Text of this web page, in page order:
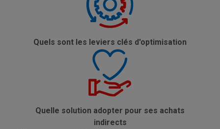
Quels sont les leviers clés d'optimisation
Quelle solution adopter pour ses achats
indirects